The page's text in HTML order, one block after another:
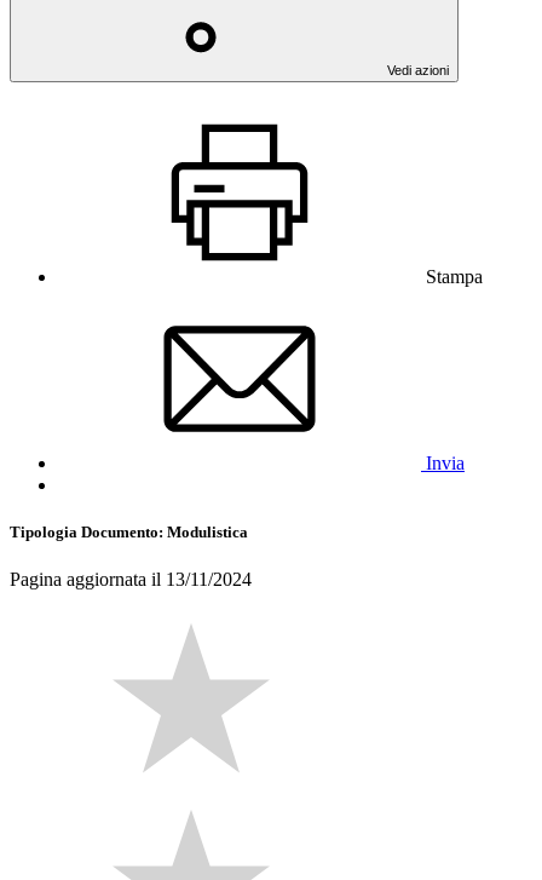
Vedi azioni
Stampa
Invia
Tipologia Documento: Modulistica
Pagina aggiornata il 13/11/2024